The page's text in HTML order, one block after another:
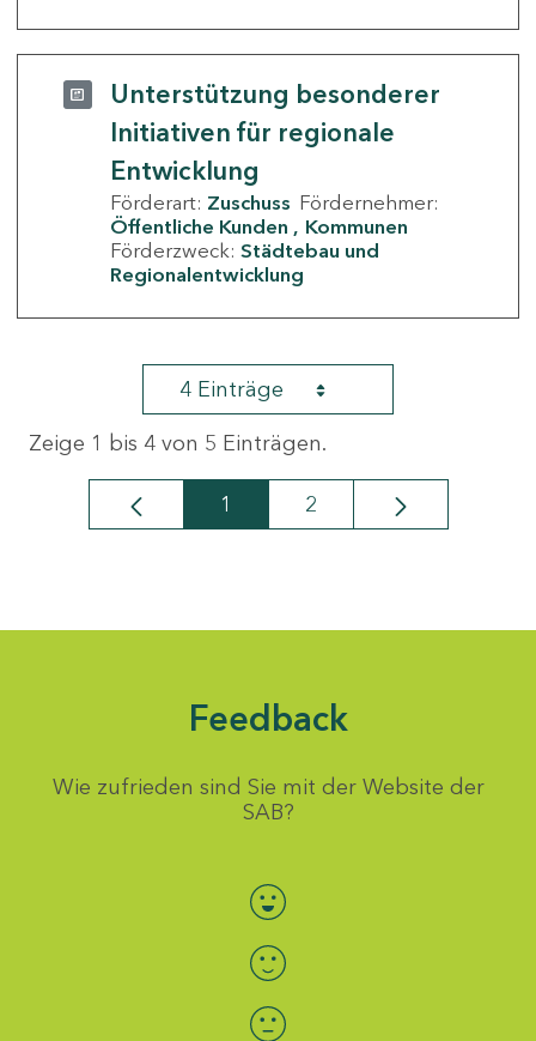
Unterstützung besonderer
Initiativen für regionale
Entwicklung
Förderart: Zuschuss Fördernehmer:
Öffentliche Kunden
Kommunen
Förderzweck: Städtebau und
Regionalentwicklung
4 Einträge
Zeige 1 bis 4 von 5 Einträgen.
Seite
1 Seite
2
Feedback
Wie zufrieden sind Sie mit der Website der
SAB?
Bewertung auswählen